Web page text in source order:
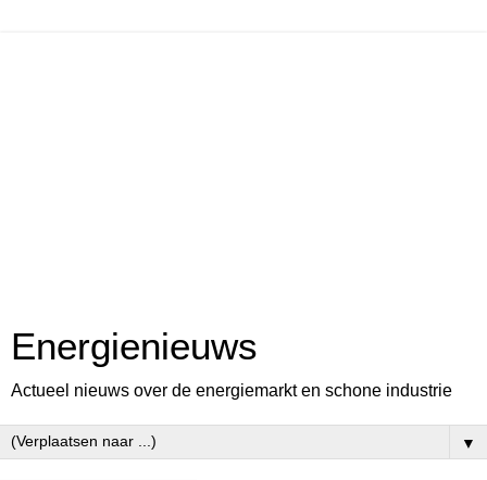
Energienieuws
Actueel nieuws over de energiemarkt en schone industrie
▼